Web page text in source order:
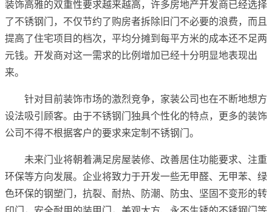
装饰高雅的双重性要求越来越高，许多房地产开发商已经选择
了不锈钢门，不仅节约了购房者拆除旧门不必要的浪费，而且
提高了住宅项目的档次，平均分摊到每平方米的成本还不足两
元钱。开发商对这一需求的比例增加已经十分明显地表现出
来。
针对目前装饰市场的激烈竞争，家装公司也在不断地想方
设法吸引顾客。由于不锈钢门独具个性化的特点，更多的装饰
公司不得不根据客户的要求来定制不锈钢门。
未来门业将朝着满足房屋装修、改善居住功能要求、注重
环保等方向发展。企业将致力于开发一些无甲醛、无甲苯、绿
色环保的钢塑门，抗裂、耐热、防潮、防虫、坚固不变形的转